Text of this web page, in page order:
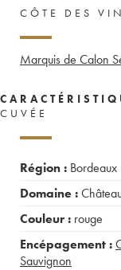
CÔTE DES
Marquis de Calon
CUVÉE
Région : Bordeaux
Domaine :
Couleur : rouge
Encépagement :
Sauvignon